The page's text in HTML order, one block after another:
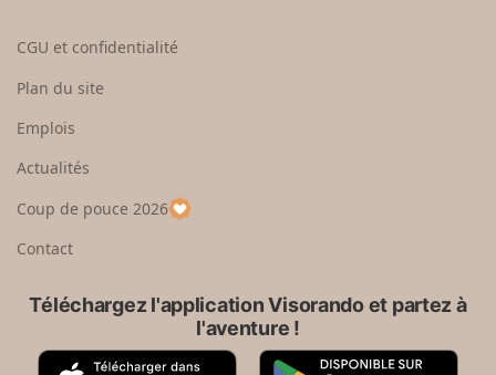
e
u
p
a
CGU et confidentialité
Plan du site
Emplois
Actualités
Coup de pouce 2026
Contact
Téléchargez l'application Visorando et partez à
l'aventure !
A
G